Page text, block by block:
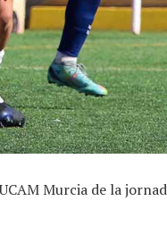
Murcia de la